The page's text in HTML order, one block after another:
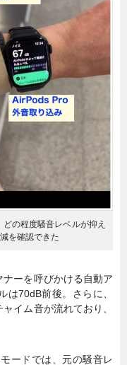
の程度騒音レベルが抑え
を確認できた
ーを呼びかける自動ア
は70dB前後。さらに、
イム音が流れており、
ードでは、元の騒音レ